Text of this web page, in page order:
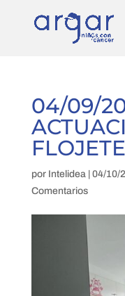
04/09/
por Intelidea| 04/10/
Comentarios